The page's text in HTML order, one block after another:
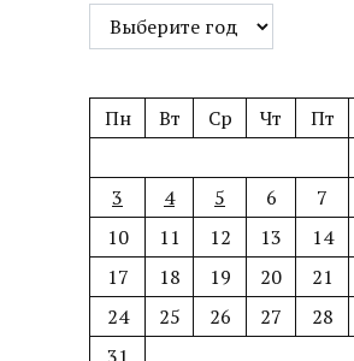
Пн Вт Ср Чт Пт
3
4 5 6 7
10
11 12 13 14
17
18 19 20 21
24
25 26 27 28